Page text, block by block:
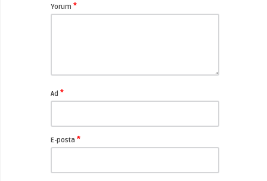
Yorum *
Ad *
E-posta *